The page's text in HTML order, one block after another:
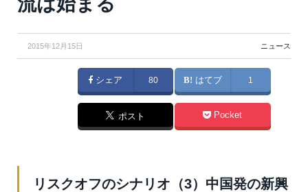
2015年12月15日 ニュース
シェア 80 はてブ 1
ポスト Pocket
リスクオフのシナリオ（3）中国発の新興